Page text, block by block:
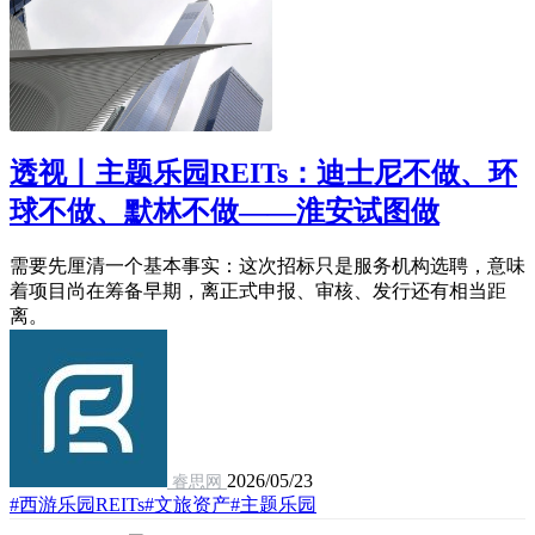
透视丨主题乐园REITs：迪士尼不做、环
球不做、默林不做——淮安试图做
需要先厘清一个基本事实：这次招标只是服务机构选聘，意味
着项目尚在筹备早期，离正式申报、审核、发行还有相当距
离。
睿思网 2026/05/23
#西游乐园REITs#文旅资产#主题乐园